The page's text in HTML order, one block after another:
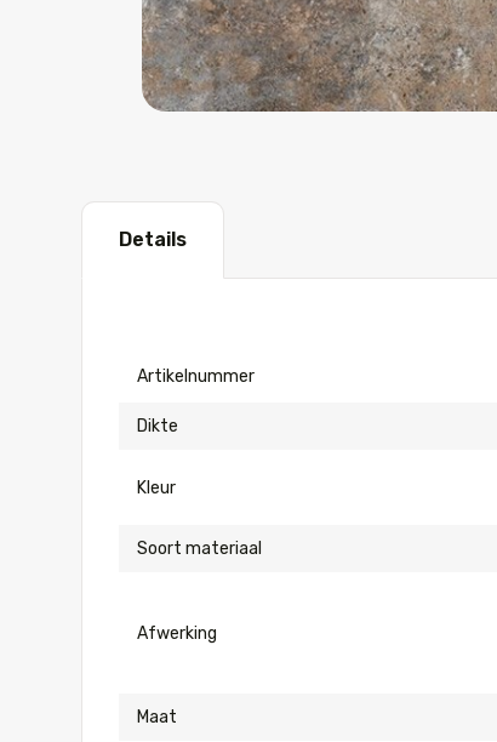
Details
Artikelnummer
Dikte
Kleur
Soort materiaal
Afwerking
Maat